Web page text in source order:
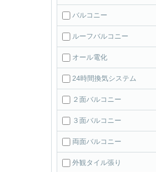
バルコニー
ルーフバルコニー
オール電化
24時間換気システム
２面バルコニー
３面バルコニー
両面バルコニー
外観タイル張り